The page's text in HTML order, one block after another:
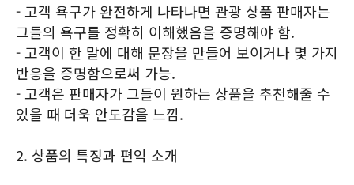
- 고객 욕구가 완전하게 나타나면 관광 상품 판매자는
그들의 욕구를 정확히 이해했음을 증명해야 함.
- 고객이 한 말에 대해 문장을 만들어 보이거나 몇 가지
반응을 증명함으로써 가능.
- 고객은 판매자가 그들이 원하는 상품을 추천해줄 수
있을 때 더욱 안도감을 느낌.
2. 상품의 특징과 편익 소개